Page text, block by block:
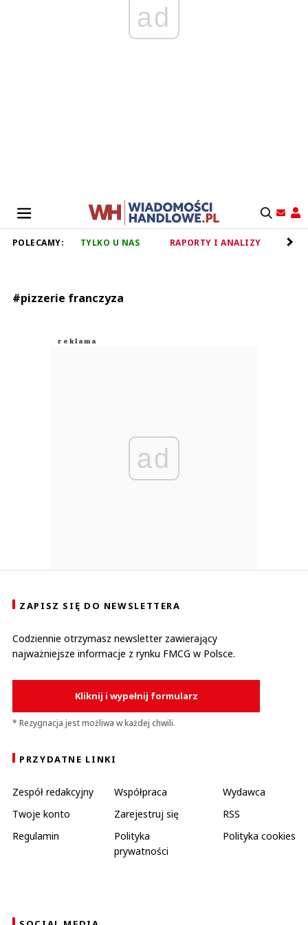
ad
POLECAMY: TYLKO U NAS RAPORTY I ANALIZY
#pizzerie franczyza
ad
ZAPISZ SIĘ DO NEWSLETTERA
Codziennie otrzymasz newsletter zawierający
najważniejsze informacje z rynku FMCG w Polsce.
Kliknij i wypełnij formularz
* Rezygnacja jest możliwa w każdej chwili.
PRZYDATNE LINKI
Zespół redakcyjny Współpraca
Wydawca
Twoje konto
Zarejestruj się
RSS
Regulamin
Polityka
prywatności
Polityka cookies